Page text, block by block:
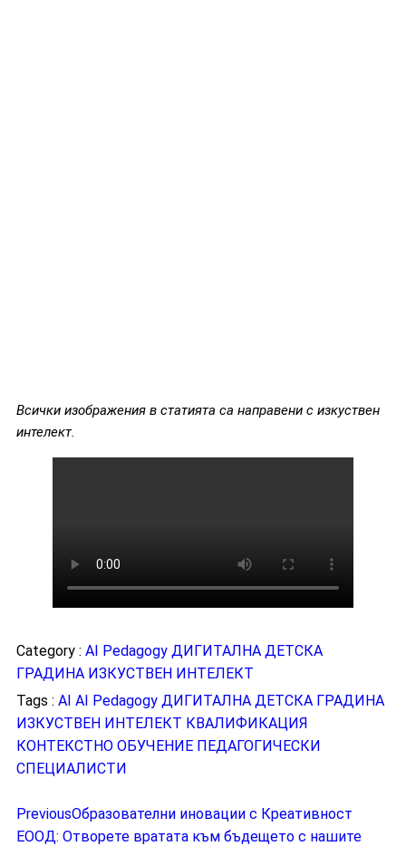
Всички изображения в статията са направени с изкуствен
интелект.
Category : AI Pedagogy ДИГИТАЛНА ДЕТСКА
ГРАДИНА ИЗКУСТВЕН ИНТЕЛЕКТ
Tags : AI AI Pedagogy ДИГИТАЛНА ДЕТСКА ГРАДИНА
ИЗКУСТВЕН ИНТЕЛЕКТ КВАЛИФИКАЦИЯ
КОНТЕКСТНО ОБУЧЕНИЕ ПЕДАГОГИЧЕСКИ
СПЕЦИАЛИСТИ
PreviousОбразователни иновации с Креативност
ЕООД: Отворете вратата към бъдещето с нашите